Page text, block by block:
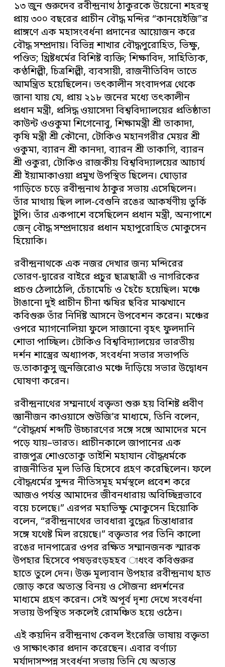
১৩ জুন গুরুদেব রবীন্দ্রনাথ ঠাকুরকে উয়েনো শহরস্থ
প্রায় ৩০০ বছরের প্রাচীন বৌদ্ধ মন্দির “কানয়েইজি”র
প্রাঙ্গণে এক মহাসংবর্ধনা প্রদানের আয়োজন করে
বৌদ্ধ সম্প্রদায়। বিভিন্ন শাখার বৌদ্ধপুরোহিত, ভিক্ষু,
পণ্ডিত; খ্রিষ্টধর্মের বিশিষ্ট ব্যক্তি; শিক্ষাবিদ, সাহিত্যিক,
কণ্ঠশিল্পী, চিত্রশিল্পী, ব্যবসায়ী, রাজনীতিবিদ তাতে
আমন্ত্রিত হয়েছিলেন। তৎকালীন সংবাদপত্র থেকে
জানা যায় যে, প্রায় ২১৮ জনের মধ্যে তৎকালীন
প্রধান মন্ত্রী, প্রসিদ্ধ ওয়াসেদা বিশ্ববিদ্যালয়ের প্রতিষ্ঠাতা
কাউন্ট ওওকুমা শিগেনোবু, শিক্ষামন্ত্রী শ্রী তাকাদা,
কৃষি মন্ত্রী শ্রী কৌনো, টোকিও মহানগরীর মেয়র শ্রী
ওকুমা, ব্যারন শ্রী কানদা, ব্যারন শ্রী তাকাগি, ব্যারন
শ্রী ওকুরা, টোকিও রাজকীয় বিশ্ববিদ্যালয়ের আচার্য
শ্রী ইয়ামাকাওয়া প্রমুখ উপস্থিত ছিলেন। ঘোড়ার
গাড়িতে চড়ে রবীন্দ্রনাথ ঠাকুর সভায় এসেছিলেন।
তাঁর মাথায় ছিল লাল-বেগুনি রঙের আকর্ষণীয় তুর্কি
টুপি। তাঁর একপাশে বসেছিলেন প্রধান মন্ত্রী, অন্যপাশে
জেন্ বৌদ্ধ সম্প্রদায়ের প্রধান মহাপুরোহিত মোকুসেন
হিয়োকি।
রবীন্দ্রনাথকে এক নজর দেখার জন্য মন্দিরের
তোরণ-দ্বারের বাইরে প্রচুর ছাত্রছাত্রী ও নাগরিকের
প্রচণ্ড ঠেলাঠেলি, চেঁচামেচি ও হৈচৈ হয়েছিল। মঞ্চে
টাঙানো দুই প্রাচীন চীনা ঋষির ছবির মাঝখানে
কবিগুরু তাঁর নির্দিষ্ট আসনে উপবেশন করেন। মঞ্চের
ওপরে ম্যাগনোলিয়া ফুলে সাজানো বৃহৎ ফুলদানি
শোভা পাচ্ছিল। টোকিও বিশ্ববিদ্যালয়ের ভারতীয়
দর্শন শাস্ত্রের অধ্যাপক, সংবর্ধনা সভার সভাপতি
ড.তাকাকুসু জুনজিরোও মঞ্চে দাঁড়িয়ে সভার উদ্বোধন
ঘোষণা করেন।
রবীন্দ্রনাথের সম্মনার্থে বক্তৃতা শুরু হয় বিশিষ্ট প্রবীণ
জ্ঞানীজন কাওয়াসে শুউজি’র মাধ্যমে, তিনি বলেন,
“বৌদ্ধধর্ম শব্দটি উচ্চারণের সঙ্গে সঙ্গে আমাদের মনে
পড়ে যায়–ভারত। প্রাচীনকালে জাপানের এক
রাজপুত্র শোওতোকু তাইশি মহাযান বৌদ্ধধর্মকে
রাজনীতির মূল ভিত্তি হিসেবে গ্রহণ করেছিলেন। ফলে
বৌদ্ধধর্মের সুন্দর নীতিসমূহ মর্মস্থলে প্রবেশ করে
আজও পর্যন্ত আমাদের জীবনধারায় অবিচ্ছিন্নভাবে
বয়ে চলেছে।” এরপর মহাভিক্ষু মোকুসেন হিয়োকি
বলেন, “রবীন্দ্রনাথের ভাবধারা বুদ্ধের চিন্তাধারার
সঙ্গে যথেষ্ট মিল রয়েছে।” বক্তৃতার পর তিনি কালো
রঙের দানপাত্রের ওপর রক্ষিত সম্মানজনক স্মারক
উপহার হিসেবে পষড়রংড়হহব াধংব কবিগুরুর
হাতে তুলে দেন। উক্ত মূল্যবান উপহার রবীন্দ্রনাথ হাত
জোড় করে অত্যন্ত বিনয় ও সৌজন্য প্রদর্শনের
মাধ্যমে গ্রহণ করেন। সেই অপূর্ব দৃশ্য দেখে সংবর্ধনা
সভায় উপস্থিত সকলেই রোমঞ্চিত হয়ে ওঠেন।
এই কয়দিন রবীন্দ্রনাথ কেবল ইংরেজি ভাষায় বক্তৃতা
ও সাক্ষাৎকার প্রদান করেছেন। এবার বর্ণাঢ্য
মর্যাদাসম্পন্ন সংবর্ধনা সভায় তিনি যে অত্যন্ত